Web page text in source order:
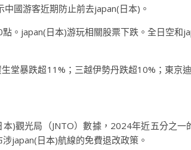
國游客近期防止前去japan(日本)。
。japan(日本)游玩相關股票下跌。全日空和
堂暴跌超11%；三越伊勢丹跌超10%；東京
)觀光局（JNTO）數據，2024年近五分之
japan(日本)航線的免費退改政策。